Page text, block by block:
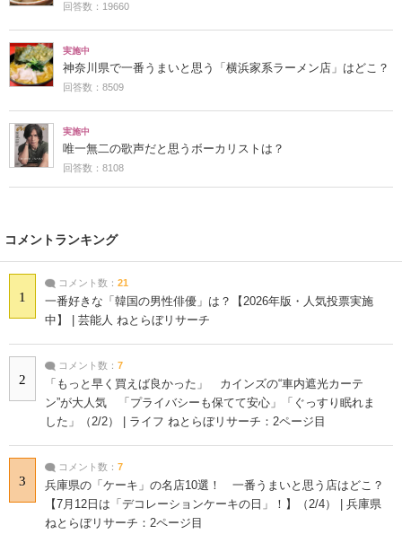
回答数：19660
実施中
神奈川県で一番うまいと思う「横浜家系ラーメン店」はどこ？
回答数：8509
実施中
唯一無二の歌声だと思うボーカリストは？
回答数：8108
コメントランキング
1
コメント数： 21
一番好きな「韓国の男性俳優」は？【2026年版・人気投票実施
中】 | 芸能人 ねとらぼリサーチ
2
コメント数： 7
「もっと早く買えば良かった」 カインズの“車内遮光カーテ
ン”が大人気 「プライバシーも保てて安心」「ぐっすり眠れま
した」（2/2） | ライフ ねとらぼリサーチ：2ページ目
3
コメント数： 7
兵庫県の「ケーキ」の名店10選！ 一番うまいと思う店はどこ？
【7月12日は「デコレーションケーキの日」！】（2/4） | 兵庫県
ねとらぼリサーチ：2ページ目